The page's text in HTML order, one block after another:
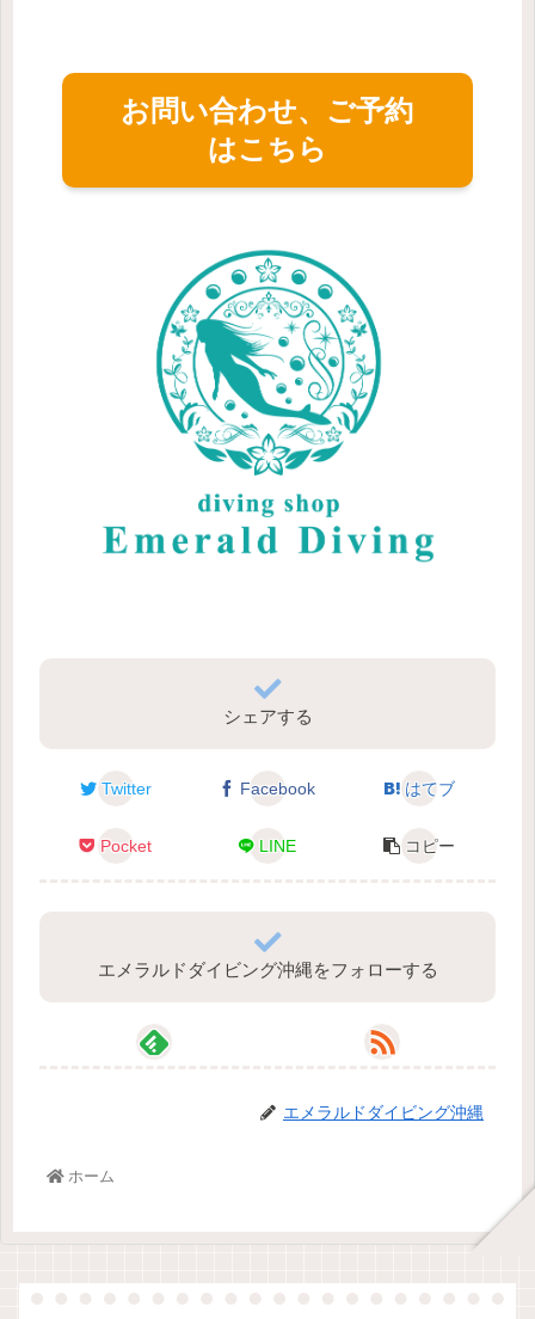
お問い合わせ、ご予約
はこちら
シェアする
Twitter Facebook はてブ
Pocket LINE コピー
エメラルドダイビング沖縄をフォローする
エメラルドダイビング沖縄
ホーム